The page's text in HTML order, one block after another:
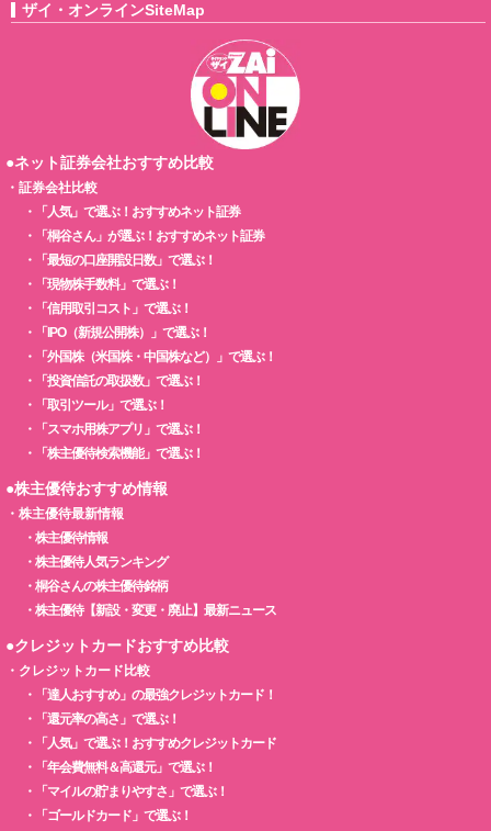
ザイ・オンラインSiteMap
●ネット証券会社おすすめ比較
・ 証券会社比較
・
「人気」で選ぶ！おすすめネット証券
・
「桐谷さん」が選ぶ！おすすめネット証券
・
「最短の口座開設日数」で選ぶ！
・
「現物株手数料」で選ぶ！
・
「信用取引コスト」で選ぶ！
・
「IPO（新規公開株）」で選ぶ！
・
「外国株（米国株・中国株など）」で選ぶ！
・
「投資信託の取扱数」で選ぶ！
・
「取引ツール」で選ぶ！
・
「スマホ用株アプリ」で選ぶ！
・
「株主優待検索機能」で選ぶ！
●株主優待おすすめ情報
・ 株主優待最新情報
・ 株主優待情報
・ 株主優待人気ランキング
・ 桐谷さんの株主優待銘柄
・ 株主優待【新設・変更・廃止】最新ニュース
●クレジットカードおすすめ比較
・ クレジットカード比較
・
「達人おすすめ」の最強クレジットカード！
・
「還元率の高さ」で選ぶ！
・
「人気」で選ぶ！おすすめクレジットカード
・
「年会費無料＆高還元」で選ぶ！
・
「マイルの貯まりやすさ」で選ぶ！
・
「ゴールドカード」で選ぶ！